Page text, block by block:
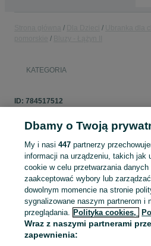
KATEGORIA
ID: 784517512
Zaloguj się lub załóż konto na
sprzedającym
Zaloguj się / Załóż konto
Dbamy o Twoją
My i nasi447 partnerzy
informacji na urządzeniu, takich jak
cookie w celu przetwarzania
zaakceptować wybory lub
dowolnym momencie na stronie
sygnalizowane naszym partnerom i
przeglądania. Polityka cookies,
Wraz z naszymi partnerami
zapewnienia: